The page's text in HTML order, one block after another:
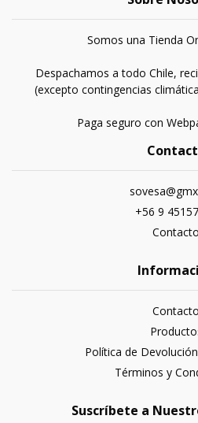
Somos una Tienda
Despachamos a todo Chile,
(excepto contingencias
Paga seguro con
+56 9
Contacto
Contacto
Política de
Términos y
Suscríbete a